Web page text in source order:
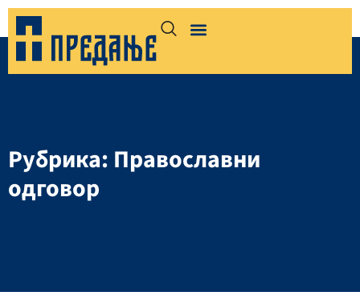
Рубрика: Православни
одговор